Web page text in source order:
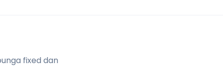
fixed dan